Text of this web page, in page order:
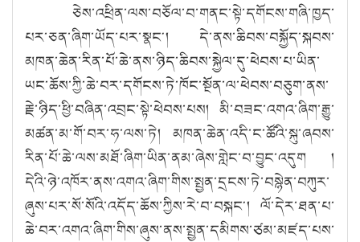
ཅེས་འཕྲིན་ལས་བཅོལ་བ་གནང་སྟེ་དགོངས་གཞི་ཁྱད་
པར་ཅན་ཞིག་ཡོད་པར་སྣང༌། དེ་ནས་ཆིབས་བསྐྱོད་སྐབས་
མཁན་ཆེན་རིན་པོ་ཆེ་ནས་ཉིད་ཆིབས་སྐྱེལ་དུ་ཕེབས་པ་ཡིན་
ཡང་ཆོས་ཀྱི་ཆེ་བར་དགོངས་ཏེ་ཁོང་སྔོན་ལ་ཕེབས་བཅུག་ནས་
རྗེ་ཉིད་ཕྱི་བཞིན་འབྲང་སྟེ་ཕེབས་པས། མི་བཟང་འགའ་ཞིག་རྒྱུ་
མཚན་མ་གོ་བར་ཧ་ལས་ཏེ། མཁན་ཆེན་འདི་ང་ཚོའི་སྐུ་ཞབས་
རིན་པོ་ཆེ་ལས་མཐོ་ཞིག་ཡིན་ནམ་ཞེས་གླེང་བ་བྱུང་འདུག །
དེའི་ཉེ་འཁོར་ནས་འགའ་ཞིག་གིས་སྤྱན་དྲངས་ཏེ་བསྙེན་བཀུར་
ཞུས་པར་སོ་སོའི་འདོད་ཆོས་ཀྱིས་རེ་བ་བསྐང༌། ལོ་དེར་ཐན་པ་
ཆེ་བར་འགའ་ཞིག་གིས་ཞུས་ནས་སྤྱན་དམིགས་ཙམ་མཛད་པས་